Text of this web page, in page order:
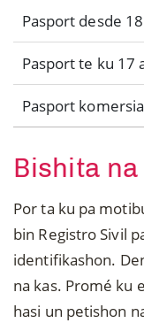
Pasport desde
Pasport te ku 17
Pasport
Bishita na
Por ta ku pa
bin Registro Sivil
identifikashon.
na kas. Promé ku
hasi un petishon